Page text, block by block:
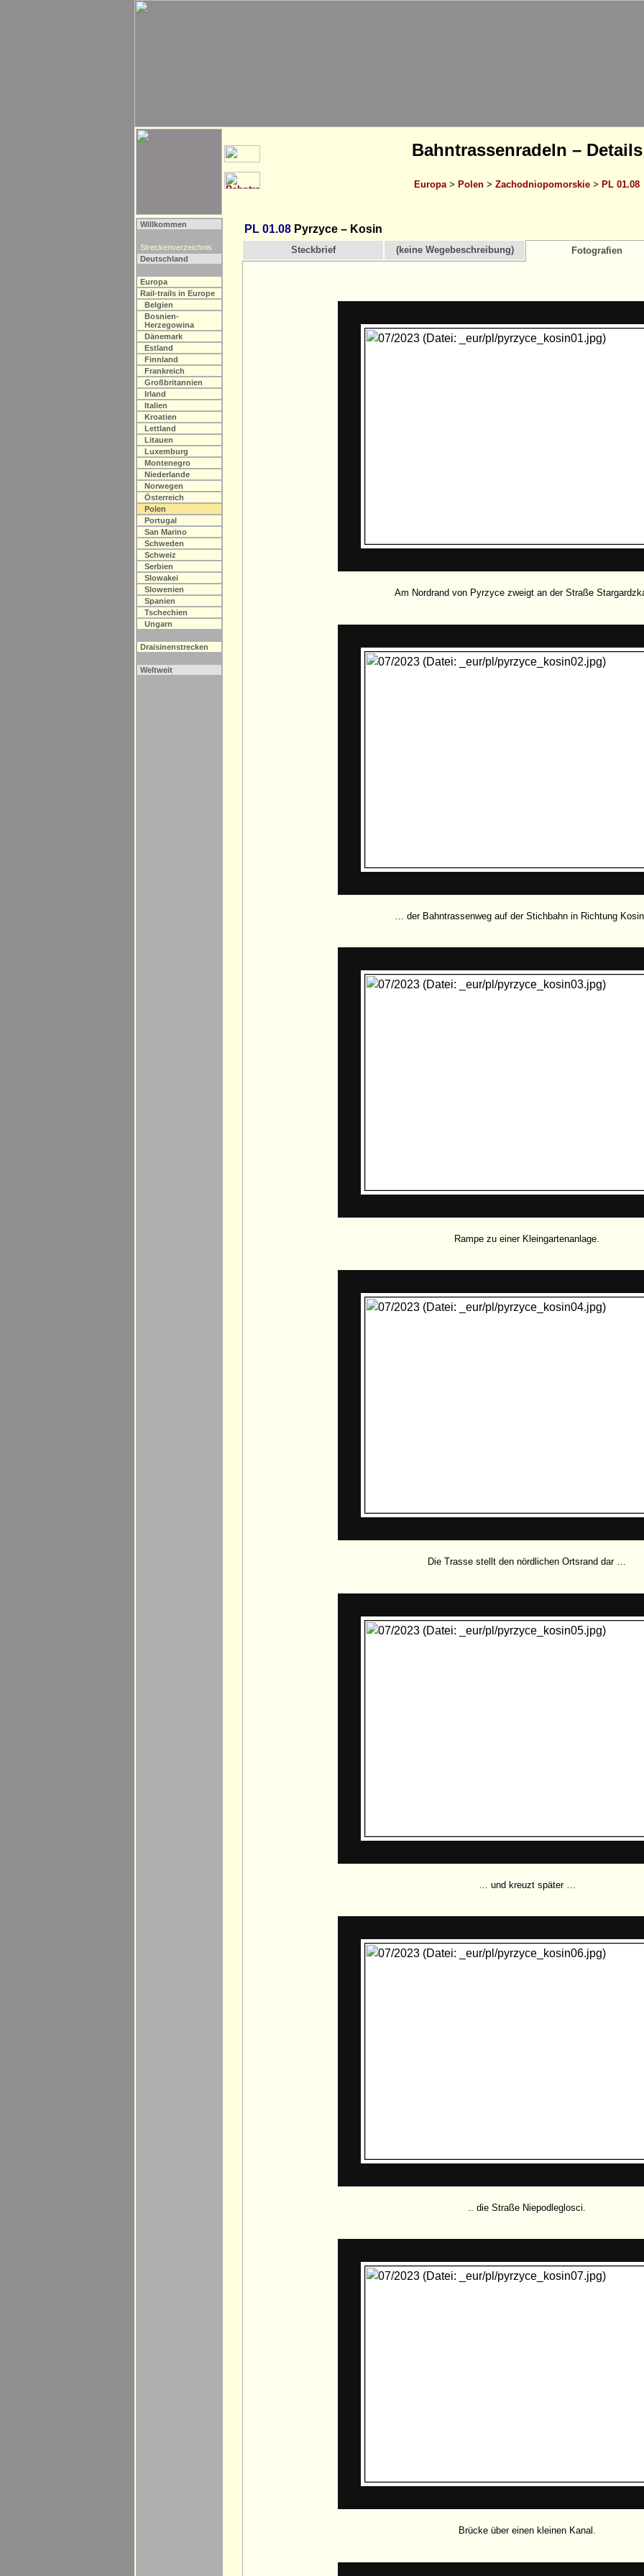
Bahntrassenradeln – Details
Europa > Polen > Zachodniopomorskie > PL 01.08
Willkommen
Streckenverzeichnis
Deutschland
Europa
Rail-trails in Europe
Belgien
Bosnien-
Herzegowina
Dänemark
Estland
Finnland
Frankreich
Großbritannien
Irland
Italien
Kroatien
Lettland
Litauen
Luxemburg
Montenegro
Niederlande
Norwegen
Österreich
Polen
Portugal
San Marino
Schweden
Schweiz
Serbien
Slowakei
Slowenien
Spanien
Tschechien
Ungarn
Draisinenstrecken
Weltweit
PL 01.08 Pyrzyce – Kosin
Steckbrief (keine Wegebeschreibung) Fotografien
Am Nordrand von Pyrzyce zweigt an der Straße
… der Bahntrassenweg auf der Stichbahn in Richtung
Rampe zu einer Kleingartenanlage.
Die Trasse stellt den nördlichen Ortsrand dar …
… und kreuzt später …
.. die Straße Niepodleglosci.
Brücke über einen kleinen Kanal.